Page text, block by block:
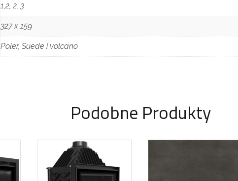
1,2, 2, 3
327 x 159
Poler, Suede i volcano
Podobne Produkty